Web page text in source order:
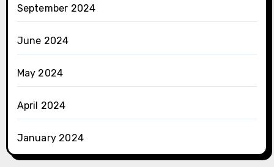
September 2024
June 2024
May 2024
April 2024
January 2024